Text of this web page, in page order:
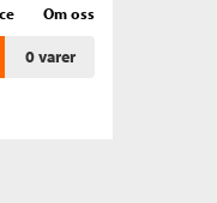
Om oss
0varer